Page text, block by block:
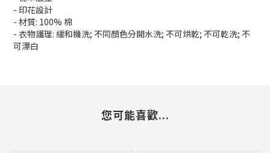
- 印花設計
- 材質: 100% 棉
- 衣物護理: 緩和機洗; 不同顏色分開水洗; 不可烘乾; 不可乾洗; 不
可漂白
您可能喜歡...